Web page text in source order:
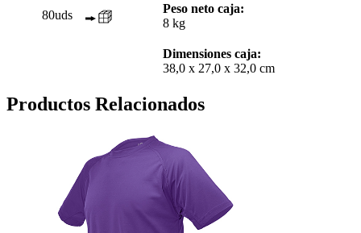
80uds
Peso neto caja:
8 kg
Dimensiones caja:
38,0 x 27,0 x 32,0 cm
Productos Relacionados